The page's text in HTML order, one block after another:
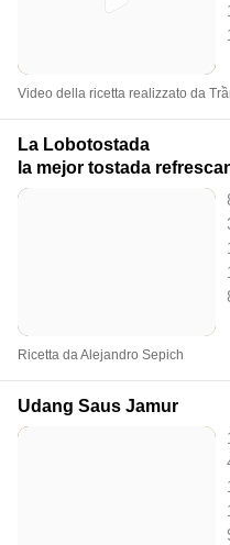
Video della ricetta realizzato da
La Lobotostada
la mejor tostada
Ricetta da Alejandro Sepich
Udang Saus Jamur